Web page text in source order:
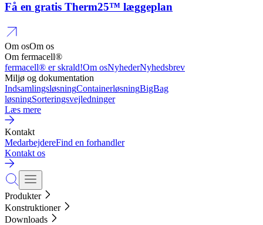
Få en gratis Therm25™ læggeplan
Om osOm os
Om fermacell®
fermacell® er skrald!Om osNyhederNyhedsbrev
Miljø og dokumentation
IndsamlingsløsningContainerløsningBigBag
løsningSorteringsvejledninger
Læs mere
Kontakt
MedarbejdereFind en forhandler
Kontakt os
Produkter
Konstruktioner
Downloads